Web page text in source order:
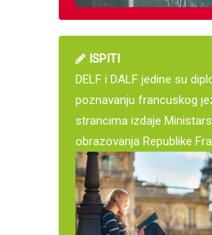
ISPITI
DELF i DALF jedine su
poznavanju francuskog
strancima izdaje
obrazovanja Republike